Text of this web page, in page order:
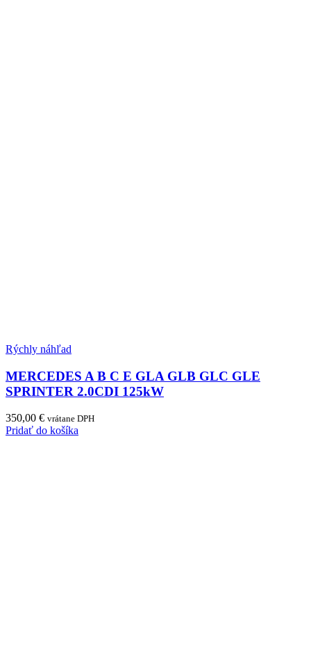
Rýchly náhľad
MERCEDES A B C E GLA GLB GLC GLE
SPRINTER 2.0CDI 125kW
350,00 € vrátane DPH
Pridať do košíka